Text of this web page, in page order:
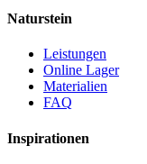
Naturstein
Leistungen
Online Lager
Materialien
FAQ
Inspirationen